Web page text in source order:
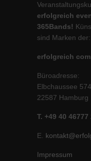
erfolgreich
365Bands!
sind Marken der:
erfolgreich
Büroadresse:
Elbchaussee 574
22587 Hamburg
T. +49 40 46777
E.
Impressum